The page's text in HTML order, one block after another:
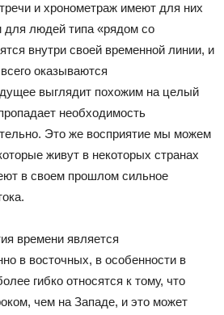
и хронометраж имеют для них
для людей типа «рядом со
внутри своей временной линии, и
оказываются
выглядит похожим на целый
необходимость
Это же восприятие мы можем
живут в некоторых странах
в своем прошлом сильное
времени является
в восточных, в особенности в
гибко относятся к тому, что
чем на Западе, и это может